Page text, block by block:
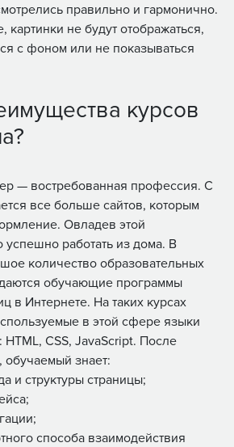
правильно и гармонично.
картинки не будут отображаться,
с фоном или не показываться
курсов
— востребованная профессия. С
все больше сайтов, которым
Овладев этой
работать из дома. В
количество образовательных
обучающие программы
в Интернете. На таких курсах
в этой сфере языки
CSS, JavaScript. После
обучаемый знает:
и структуры страницы;
способа взаимодействия